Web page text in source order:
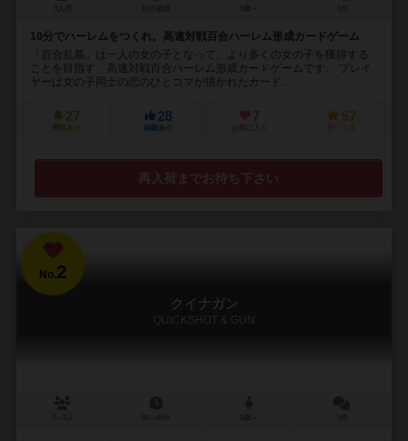
10分でハーレムをつくれ。高速対戦百合ハーレム形成カードゲーム
「百合乱慕」は一人の女の子となって、より多くの女の子を獲得する
ことを目指す、高速対戦百合ハーレム形成カードゲームです。 プレイ
ヤーは女の子同士の恋のひとコマが描かれたカード...
27
興味あり
28
経験あり
7
お気に入り
57
持ってる
再入荷までお待ち下さい
No.2
クイナガン
QUICKSHOT & GUN